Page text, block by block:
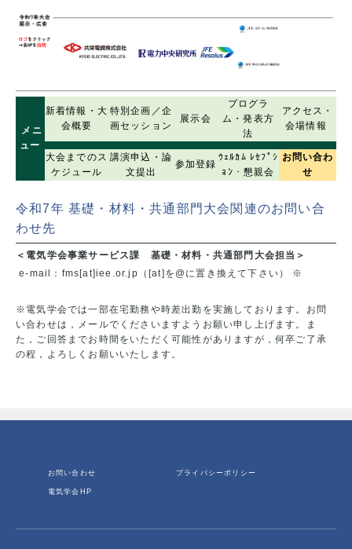
メニ
ュー
新着情報・大
会概要
特別企画／企
画セッション
展示会
プログラ
ム・発表方
法
アクセス・
会場情報
大会までのス
ケジュール
講演申込・論
文提出
参加登録
ｳｪﾙｶﾑ ﾚｾﾌﾟｼ
ｮﾝ・懇親会
お問い合わ
せ
令和7年 基礎・材料・共通部門大会関連のお問い合
わせ先
＜電気学会事業サービス課 基礎・材料・共通部門大会担当＞
e-mail：fms[at]iee.or.jp（[at]を@に置き換えて下さい） ※
※電気学会では一部在宅勤務や時差出勤を実施しております。お問
い合わせは，メールでくださいますようお願い申し上げます。ま
た，ご回答までお時間をいただく可能性がありますが，何卒ご了承
の程，よろしくお願いいたします。
お問い合わせ プライバシーポリシー
電気学会HP